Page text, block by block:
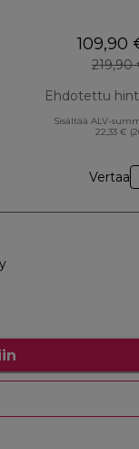
109,90
219,90
Ehdotettu
Sisältää ALV-
22,33 €
Vertaa